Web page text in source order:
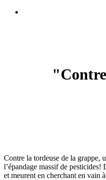
Contre la tordeuse de la grappe,
l’épandage massif de pesticides!
et meurent en cherchant en vain